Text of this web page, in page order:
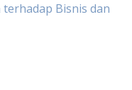
terhadap Bisnis dan